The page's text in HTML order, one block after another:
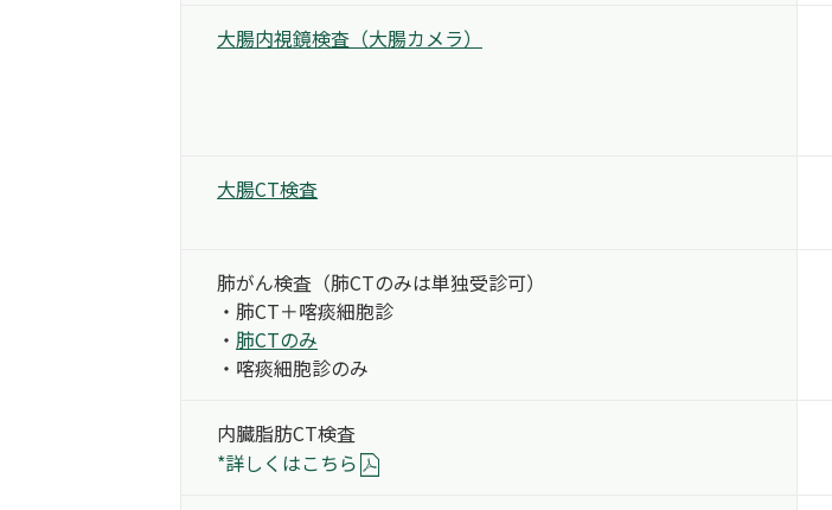
大腸内視鏡検査 （大腸カメラ）
大腸CT検査
肺がん検査 （肺CTのみは単独受診可）
・肺CT＋喀痰細胞診
・ 肺CTのみ
・喀痰細胞診のみ
内臓脂肪CT検査
*詳しくはこちら